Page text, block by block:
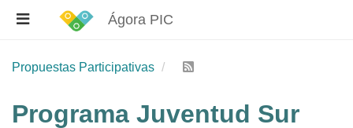
Ágora PIC
Propuestas Participativas
Programa Juventud Sur